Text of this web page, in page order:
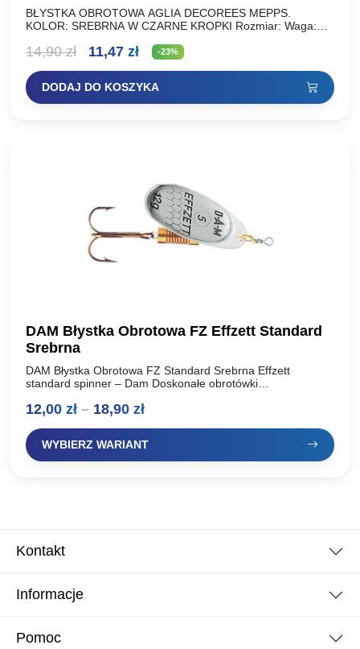
BŁYSTKA OBROTOWA AGLIA DECOREES MEPPS.
KOLOR: SREBRNA W CZARNE KROPKI Rozmiar: Waga:
14,90zł
Pierwotna
cena
wynosiła:
11,47 złAktualna
cena
wynosi:
-23%
DODAJ DO KOSZYKA
DAM Błystka Obrotowa FZ Effzett Standard
Srebrna
DAM Błystka Obrotowa FZ Standard Srebrna Effzett
standard spinner – Dam Doskonałe obrotówki
wędkarzy. Idealnie pracują w wodzie, skuteczne na…
12,00 zł – 18,90 złZakres
cen:
od
WYBIERZ WARIANT
Kontakt
Informacje
Pomoc